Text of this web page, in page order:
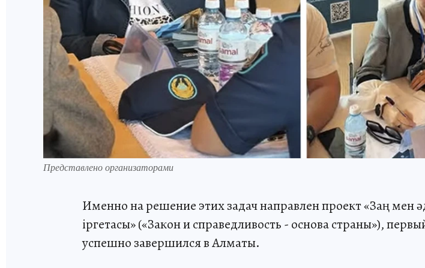
Представлено организаторами
Именно на решение этих задач направлен проект «Заң мен
іргетасы» («Закон и справедливость - основа страны»),
успешно завершился в Алматы.